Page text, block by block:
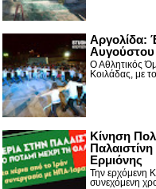
Αργολίδα:
Αυγούστου
Ο Αθλητικός
Κοιλάδας, με
Κίνηση
Ερμιόνης
Την ερχόμενη
συνεχόμενη